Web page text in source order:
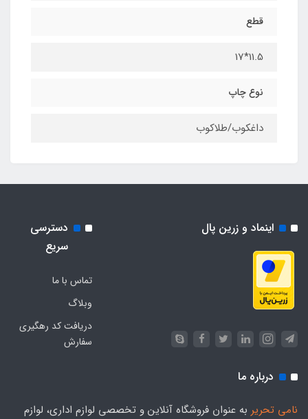
قطع
11.5*17
نوع چاپ
داغکوب/طلاکوب
اینماد و زرین پال
دسترسی
سریع
تماس با ما
وبلاگ
دریافت کد رهگیری
سفارش
درباره ما
نامی تحریر به عنوان فروشگاه آنلاین و تخصصی لوازم اداری، لوازم